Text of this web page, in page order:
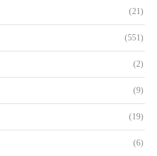
(21)
(551)
(2)
(9)
(19)
(6)